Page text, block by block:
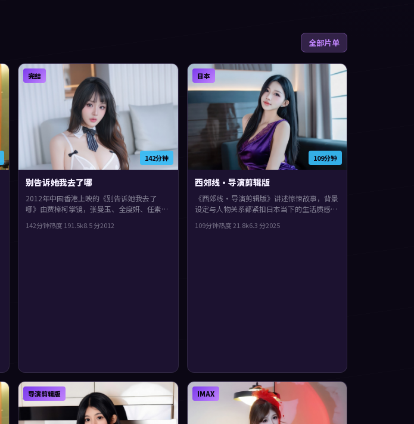
全部片单
142分钟
完结
别告诉她我去了哪
2012年中国香港上映的《别告诉她我去了
哪》由贾樟柯掌镜，张曼玉、全度妍、任素汐
仍保留了作者表达，真相像洋葱一样被层层剥
142分钟热度 191.5k8.5分2012
109分钟
日本
西郊线·导演剪辑版
《西郊线·导演剪辑版》讲述惊悚故事，背景
设定与人物关系都紧扣日本当下的生活质感。
墨菲、刘青云领衔。影片在类型框架里仍保留
109分钟热度21.8k6.3 分2025
导演剪辑版 IMAX